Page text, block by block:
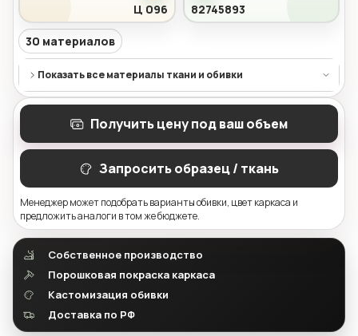
82745893
Ц 096
30 материалов
Показать все материалы ткани и обивки
Получить цену под ваш объем
Запросить образец / ткань
Менеджер может подобрать варианты обивки, цвет каркаса и
предложить аналоги в том же бюджете.
Собственное производство
Порошковая покраска каркаса
Кастомизация обивки
Доставка по РФ